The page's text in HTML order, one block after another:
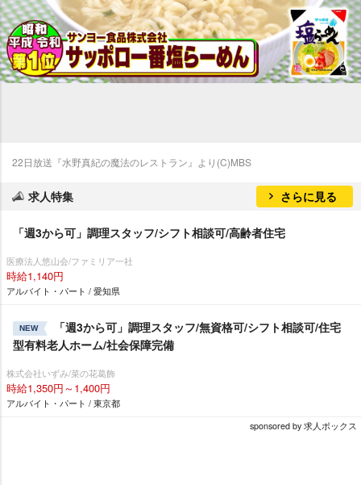
22日放送『水野真紀の魔法のレストラン』より(C)MBS
求人特集 さらに見る
「週3から可」調理スタッフ/シフト相談可/高齢者住宅
医療法人悠山会/ファミリア一社
時給1,140円
アルバイト・パート / 愛知県
NEW
「週3から可」調理スタッフ/無資格可/シフト相談可/住宅
型有料老人ホーム/社会保障完備
株式会社いずみ/菜の花葛飾
時給1,350円～1,400円
アルバイト・パート / 東京都
sponsored by 求人ボックス